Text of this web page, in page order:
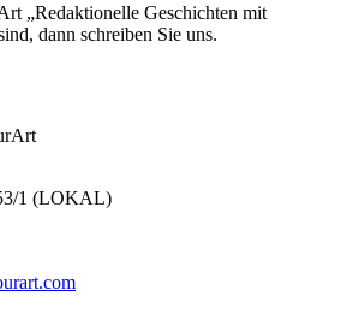
„Redaktionelle Geschichten mit
dann schreiben Sie uns.
1 (LOKAL)